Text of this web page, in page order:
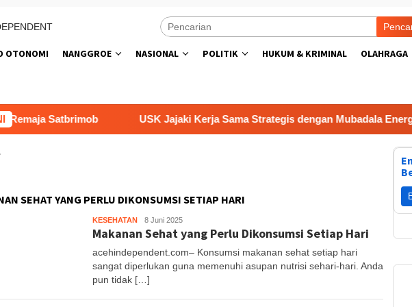
OTONOMI NANGGROE NASIONAL POLITIK HUKUM & KRIMINAL OLAHRAGA
Satbrimob USK Jajaki Kerja Sama Strategis dengan Mubadala Energy
SEHAT YANG PERLU DIKONSUMSI SETIAP HARI
KESEHATAN Muhajir
S
8 Juni 2025
Makanan Sehat yang Perlu Dikonsumsi Setiap Hari
acehindependent.com– Konsumsi makanan sehat setiap hari
sangat diperlukan guna memenuhi asupan nutrisi sehari-hari. Anda
pun tidak […]